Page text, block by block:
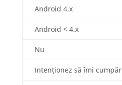
Android 4.x
Android < 4.x
Nu
Intenționez să îmi cumpăr